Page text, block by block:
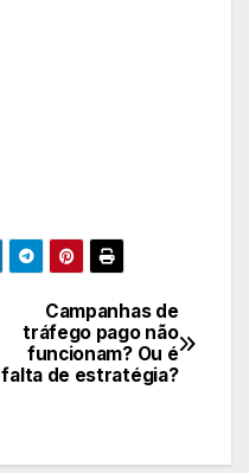
Campanhas de
tráfego pago não
funcionam? Ou é
falta de estratégia?